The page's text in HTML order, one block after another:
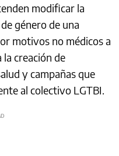
modificar la
género de una
motivos no médicos a
creación de
y campañas que
al colectivo LGTBI.